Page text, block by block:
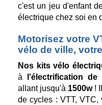
c'est un jeu d'enfant
électrique chez soi en
Motorisez votre
vélo de ville,
Nos kits vélo
à
l'électrification de
allant jusqu'à 1500w !
de cycles : VTT,